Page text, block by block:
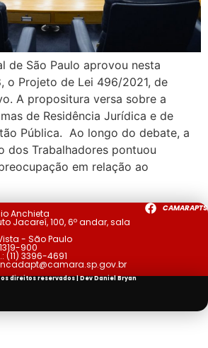
de São Paulo aprovou nesta
o Projeto de Lei 496/2021, de
A propositura versa sobre a
de Residência Jurídica e de
Pública. Ao longo do debate, a
dos Trabalhadores pontuou
em relação ao
Anchieta
Jacareí, 100, 6º andar, sala
- São Paulo
900
(11) 3396-4691
direitos reservados | DevDaniel Bryan